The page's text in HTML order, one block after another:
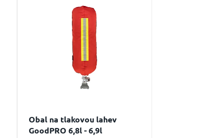
Obal na tlakovou lahev
GoodPRO 6,8l - 6,9l